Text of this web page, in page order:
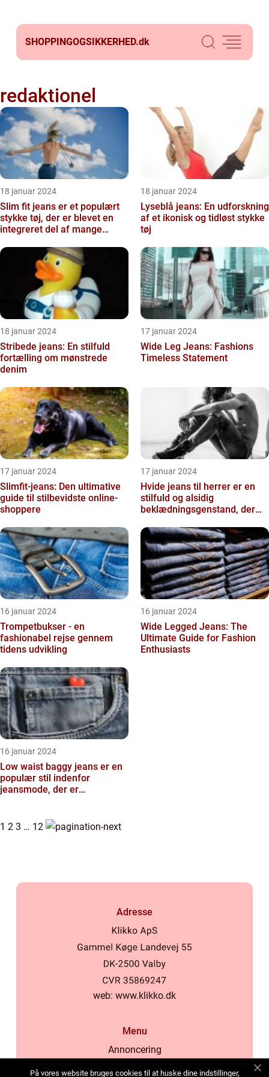
SHOPPINGOGSIKKERHED.dk
redaktionel
18 januar 2024
Slim fit jeans er et populært
stykke tøj, der er blevet en
integreret del af mange
18 januar 2024
Lyseblå jeans: En udforskning
af et ikonisk og tidløst stykke
tøj
18 januar 2024
Stribede jeans: En stilfuld
fortælling om mønstrede
denim
17 januar 2024
Wide Leg Jeans: Fashions
Timeless Statement
17 januar 2024
Slimfit-jeans: Den ultimative
guide til stilbevidste online-
shoppere
17 januar 2024
Hvide jeans til herrer er en
stilfuld og alsidig
beklædningsgenstand, der
16 januar 2024
Trompetbukser - en
fashionabel rejse gennem
tidens udvikling
16 januar 2024
Wide Legged Jeans: The
Ultimate Guide for Fashion
Enthusiasts
16 januar 2024
Low waist baggy jeans er en
populær stil indenfor
jeansmode, der er
1 2 3 … 12
Adresse
web: www.klikko.dk
Menu
Annoncering
På vores website bruges cookies til at huske dine indstillinger,